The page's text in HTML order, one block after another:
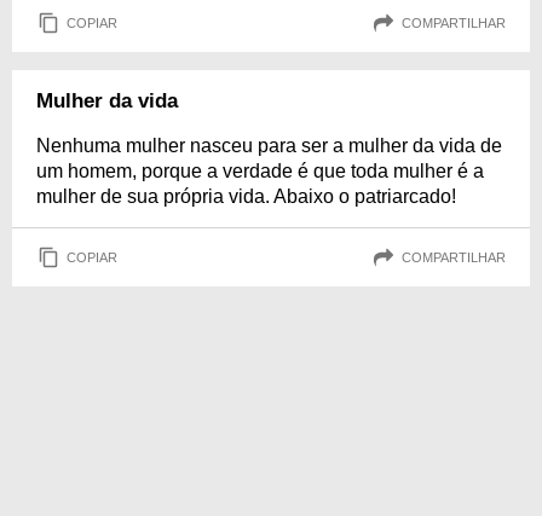
COPIAR COMPARTILHAR
Mulher da vida
Nenhuma mulher nasceu para ser a mulher da vida de
um homem, porque a verdade é que toda mulher é a
mulher de sua própria vida. Abaixo o patriarcado!
COPIAR COMPARTILHAR